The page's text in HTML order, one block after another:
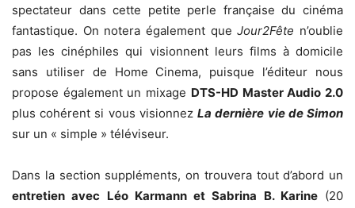
spectateur dans cette petite perle française du cinéma
fantastique. On notera également que Jour2Fête n’oublie
pas les cinéphiles qui visionnent leurs films à domicile
sans utiliser de Home Cinema, puisque l’éditeur nous
propose également un mixage DTS-HD Master Audio 2.0
plus cohérent si vous visionnezLa dernière vie de Simon
sur un « simple » téléviseur.
Dans la section suppléments, on trouvera tout d’abord un
entretien avec Léo Karmann et Sabrina B. Karine(20